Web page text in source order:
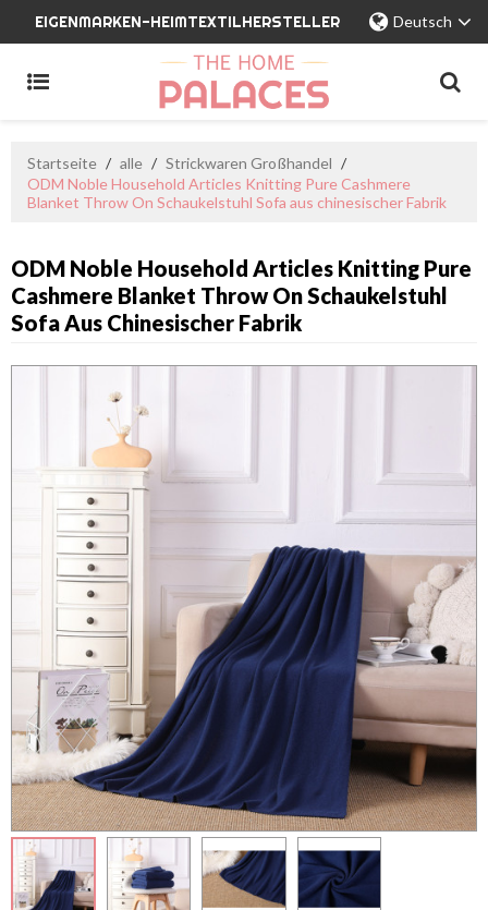
EIGENMARKEN-HEIMTEXTILHERSTELLER Deutsch
Startseite / alle / Strickwaren Großhandel /
ODM Noble Household Articles Knitting Pure Cashmere
Blanket Throw On Schaukelstuhl Sofa aus chinesischer Fabrik
ODM Noble Household Articles Knitting Pure
Cashmere Blanket Throw On Schaukelstuhl
Sofa Aus Chinesischer Fabrik